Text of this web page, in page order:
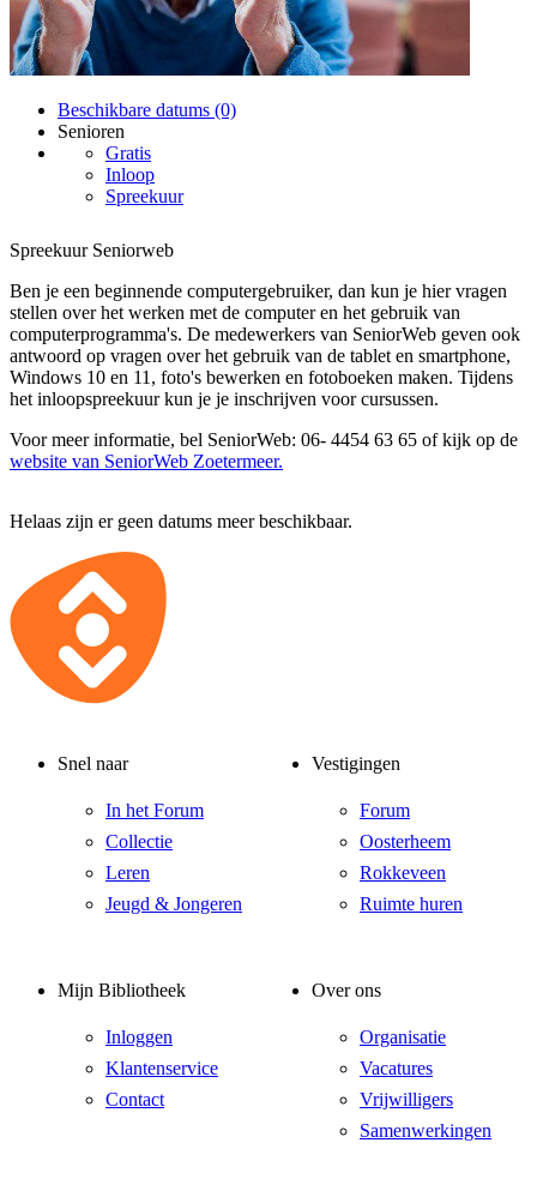
Beschikbare datums (0)
Senioren
Gratis
Inloop
Spreekuur
Spreekuur Seniorweb
Ben je een beginnende computergebruiker, dan kun je hier vragen
stellen over het werken met de computer en het gebruik van
computerprogramma's. De medewerkers van SeniorWeb geven ook
antwoord op vragen over het gebruik van de tablet en smartphone,
Windows 10 en 11, foto's bewerken en fotoboeken maken. Tijdens
het inloopspreekuur kun je je inschrijven voor cursussen.
Voor meer informatie, bel SeniorWeb: 06- 4454 63 65 of kijk op de
website van SeniorWeb Zoetermeer.
Helaas zijn er geen datums meer beschikbaar.
Snel naar
In het Forum
Collectie
Leren
Jeugd & Jongeren
Vestigingen
Forum
Oosterheem
Rokkeveen
Ruimte huren
Mijn Bibliotheek
Inloggen
Klantenservice
Contact
Over ons
Organisatie
Vacatures
Vrijwilligers
Samenwerkingen